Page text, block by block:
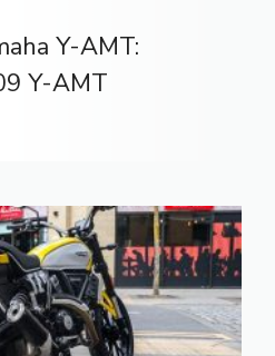
Y-AMT:
Y-AMT